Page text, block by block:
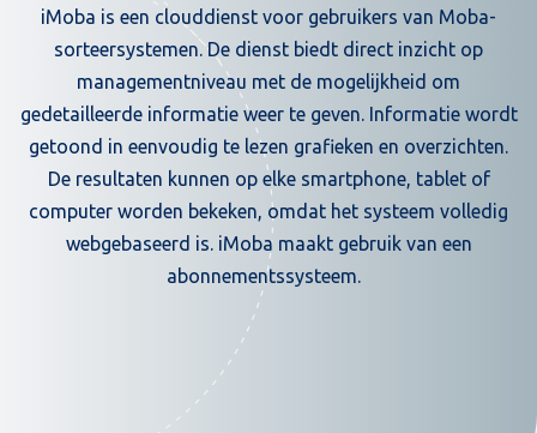
iMoba is een clouddienst voor gebruikers van Moba-
sorteersystemen. De dienst biedt direct inzicht op
managementniveau met de mogelijkheid om
gedetailleerde informatie weer te geven. Informatie wordt
getoond in eenvoudig te lezen grafieken en overzichten.
De resultaten kunnen op elke smartphone, tablet of
computer worden bekeken, omdat het systeem volledig
webgebaseerd is. iMoba maakt gebruik van een
abonnementssysteem.